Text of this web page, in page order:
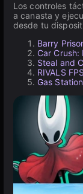
Los controles
a canasta y
desde tu
Barry
Car Crush:
Steal and
RIVALS
Gas Station